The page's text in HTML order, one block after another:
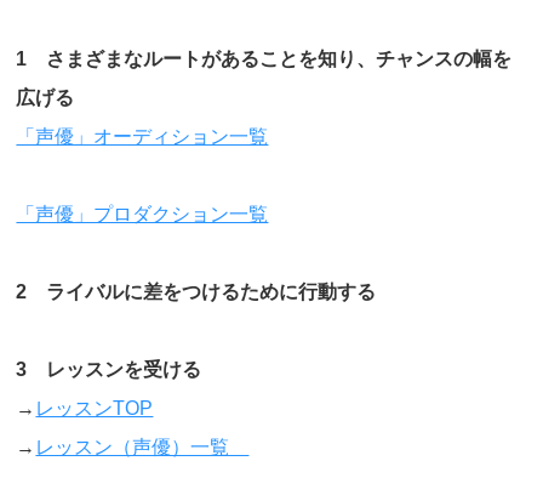
1 さまざまなルートがあることを知り、チャンスの幅を
広げる
「声優」オーディション一覧
「声優」プロダクション一覧
2 ライバルに差をつけるために行動する
3 レッスンを受ける
→ レッスンTOP
→ レッスン（声優）一覧